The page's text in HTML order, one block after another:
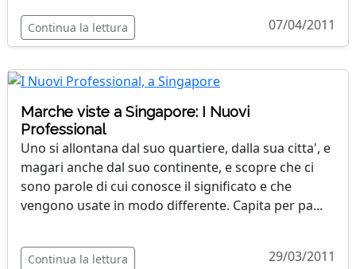
Continua la lettura 07/04/2011
Marche viste a Singapore: I Nuovi
Professional
Uno si allontana dal suo quartiere, dalla sua citta', e
magari anche dal suo continente, e scopre che ci
sono parole di cui conosce il significato e che
vengono usate in modo differente. Capita per pa...
Continua la lettura 29/03/2011